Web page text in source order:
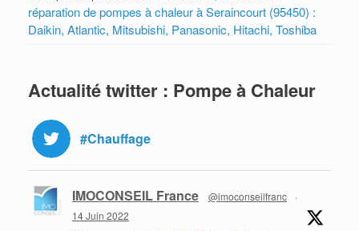
réparation de pompes à chaleur à Seraincourt (95450) :
Daikin, Atlantic, Mitsubishi, Panasonic, Hitachi, Toshiba
Actualité twitter : Pompe à Chaleur
#Chauffage
IMOCONSEIL France @imoconseilfranc
·
14 Juin 2022